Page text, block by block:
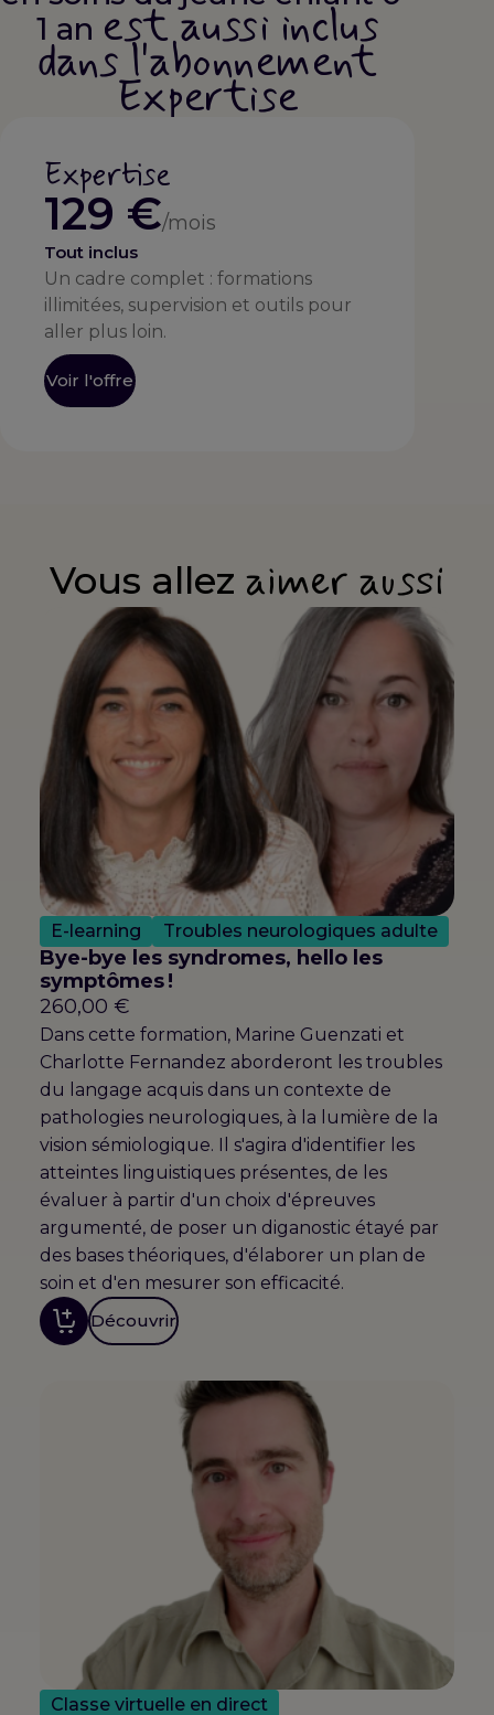
1 an est aussi inclus
dans l'abonnement
Expertise
Expertise
129 €/mois
Tout inclus
Un cadre complet : formations
illimitées, supervision et outils pour
aller plus loin.
Voir l'offre
Vous allez aimer aussi
E-learning Troubles neurologiques adulte
Bye-bye les syndromes, hello les
symptômes !
260,00 €
Dans cette formation, Marine Guenzati et
Charlotte Fernandez aborderont les troubles
du langage acquis dans un contexte de
pathologies neurologiques, à la lumière de la
vision sémiologique. Il s'agira d'identifier les
atteintes linguistiques présentes, de les
évaluer à partir d'un choix d'épreuves
argumenté, de poser un diganostic étayé par
des bases théoriques, d'élaborer un plan de
soin et d'en mesurer son efficacité.
Découvrir
Classe virtuelle en direct